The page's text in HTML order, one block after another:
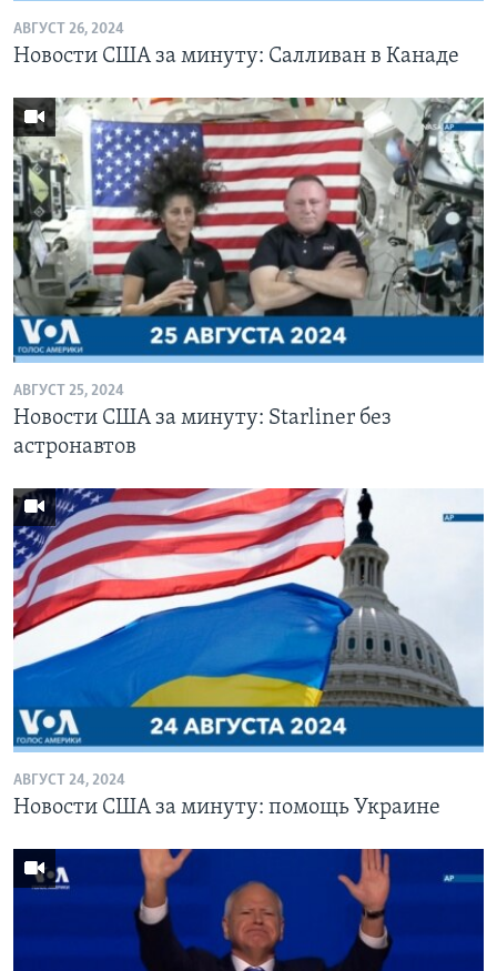
АВГУСТ 26, 2024
Новости США за минуту: Салливан в Канаде
АВГУСТ 25, 2024
Новости США за минуту: Starliner без
астронавтов
АВГУСТ 24, 2024
Новости США за минуту: помощь Украине